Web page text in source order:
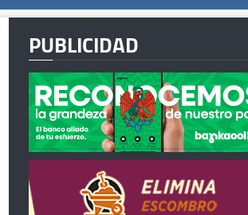
PUBLICIDAD